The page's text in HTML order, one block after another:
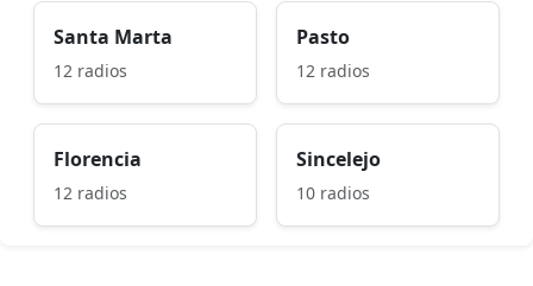
Santa Marta
12 radios
Pasto
12 radios
Florencia
12 radios
Sincelejo
10 radios